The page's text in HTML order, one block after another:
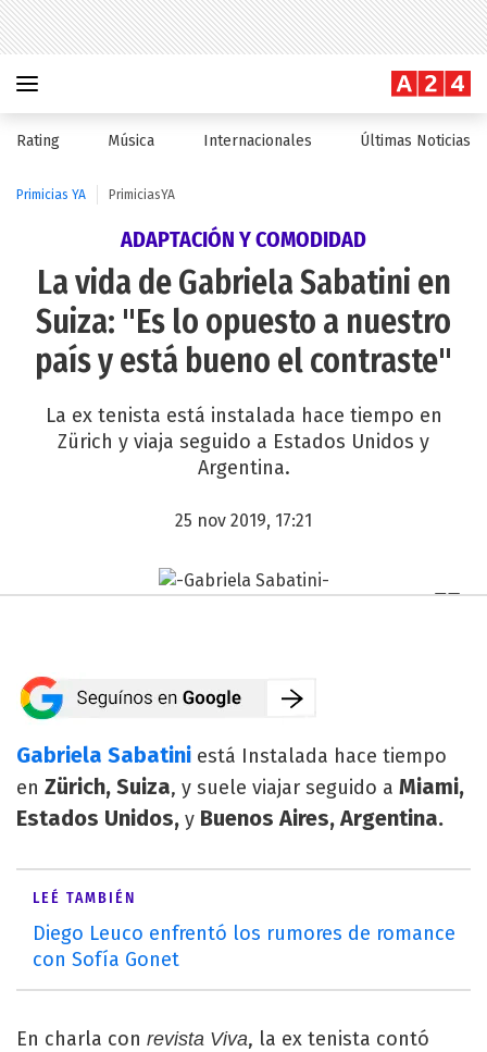
Rating Música Internacionales Últimas Noticias
Primicias YA PrimiciasYA
ADAPTACIÓN Y COMODIDAD
La vida de Gabriela Sabatini en
Suiza: "Es lo opuesto a nuestro
país y está bueno el contraste"
La ex tenista está instalada hace tiempo en
Zürich y viaja seguido a Estados Unidos y
Argentina.
25 nov 2019, 17:21
Gabriela Sabatini está Instalada hace tiempo
en Zürich, Suiza, y suele viajar seguido a Miami,
Estados Unidos, y Buenos Aires, Argentina.
LEÉ TAMBIÉN
Diego Leuco enfrentó los rumores de romance
con Sofía Gonet
En charla con revista Viva, la ex tenista contó